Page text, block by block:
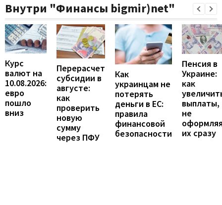
Внутри "Финансы bigmir)net"
Курс
валют на
10.08.2026:
евро
пошло
вниз
Перерасчет
субсидии в
августе:
как
проверить
новую
сумму
через ПФУ
Как
украинцам не
потерять
деньги в ЕС:
правила
финансовой
безопасности
Пенсия в
Украине:
как
выплаты,
не
их сразу